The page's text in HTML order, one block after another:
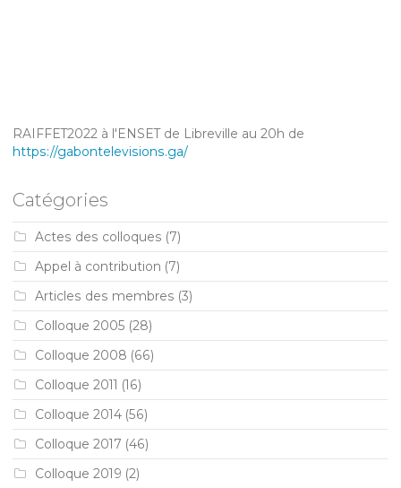
RAIFFET2022 à l'ENSET de Libreville au 20h de
https://gabontelevisions.ga/
Catégories
Actes des colloques (7)
Appel à contribution (7)
Articles des membres (3)
Colloque 2005 (28)
Colloque 2008 (66)
Colloque 2011 (16)
Colloque 2014 (56)
Colloque 2017 (46)
Colloque 2019 (2)